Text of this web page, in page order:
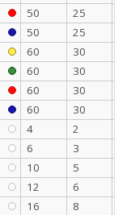
50 25
50 25
60 30
60 30
60 30
60 30
4 2
6 3
10 5
12 6
16 8